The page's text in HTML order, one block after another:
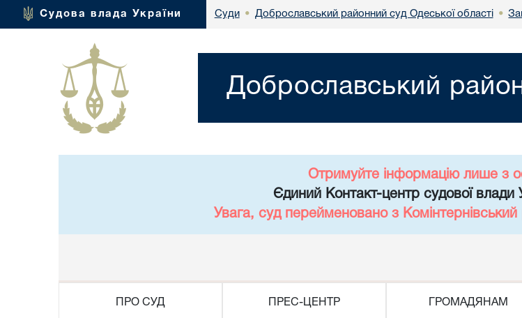
Судова влада України Суди • Доброславський районний суд Одеської області •
Доброславський
Отримуйте інформацію лише з
Єдиний Контакт-центр судової влади
Увага, суд перейменовано з
ПРО СУД ПРЕС-ЦЕНТР ГРОМАДЯНАМ